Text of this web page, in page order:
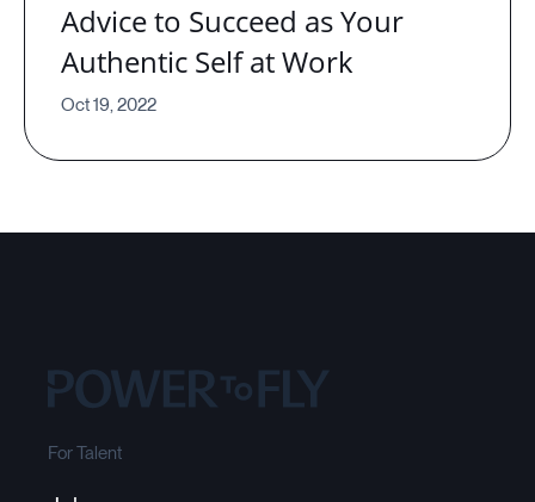
Advice to Succeed as Your
Authentic Self at Work
Oct 19, 2022
For Talent